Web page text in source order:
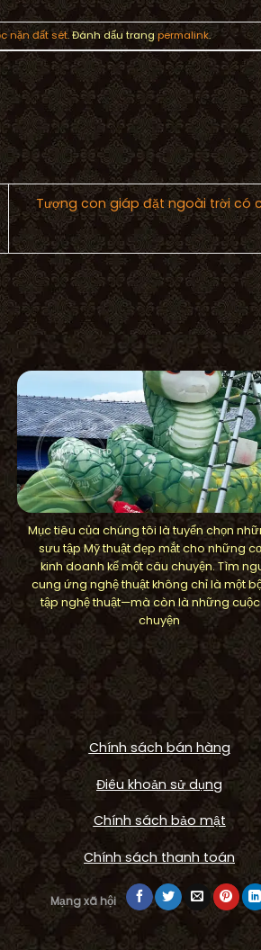
nặn đất sét. Đánh dấu trangpermalink.
Tượng con giáp đặt ngoài trời có
Mục tiêu của chúng tôi là tuyển chọn
sưu tập Mỹ thuật đẹp mắt cho những
kinh doanh kể một câu chuyện. Tìm
cung ứng nghệ thuật không chỉ là một
tập nghệ thuật—mà còn là những
chuyện
FOUNTAIN
Công trình Arwork
waterfall cảnh quan khu
Thạnh Mỹ Lợi, Cát
Chính sách bán hàng
Điêu khoản sử dụng
Chính sách bảo mật
Chính sách thanh toán
Mạng xã hội